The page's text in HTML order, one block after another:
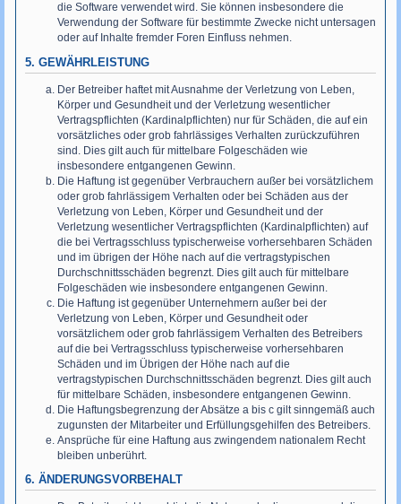
die Software verwendet wird. Sie können insbesondere die
Verwendung der Software für bestimmte Zwecke nicht untersagen
oder auf Inhalte fremder Foren Einfluss nehmen.
5. GEWÄHRLEISTUNG
Der Betreiber haftet mit Ausnahme der Verletzung von Leben,
Körper und Gesundheit und der Verletzung wesentlicher
Vertragspflichten (Kardinalpflichten) nur für Schäden, die auf ein
vorsätzliches oder grob fahrlässiges Verhalten zurückzuführen
sind. Dies gilt auch für mittelbare Folgeschäden wie
insbesondere entgangenen Gewinn.
Die Haftung ist gegenüber Verbrauchern außer bei vorsätzlichem
oder grob fahrlässigem Verhalten oder bei Schäden aus der
Verletzung von Leben, Körper und Gesundheit und der
Verletzung wesentlicher Vertragspflichten (Kardinalpflichten) auf
die bei Vertragsschluss typischerweise vorhersehbaren Schäden
und im übrigen der Höhe nach auf die vertragstypischen
Durchschnittsschäden begrenzt. Dies gilt auch für mittelbare
Folgeschäden wie insbesondere entgangenen Gewinn.
Die Haftung ist gegenüber Unternehmern außer bei der
Verletzung von Leben, Körper und Gesundheit oder
vorsätzlichem oder grob fahrlässigem Verhalten des Betreibers
auf die bei Vertragsschluss typischerweise vorhersehbaren
Schäden und im Übrigen der Höhe nach auf die
vertragstypischen Durchschnittsschäden begrenzt. Dies gilt auch
für mittelbare Schäden, insbesondere entgangenen Gewinn.
Die Haftungsbegrenzung der Absätze a bis c gilt sinngemäß auch
zugunsten der Mitarbeiter und Erfüllungsgehilfen des Betreibers.
Ansprüche für eine Haftung aus zwingendem nationalem Recht
bleiben unberührt.
6. ÄNDERUNGSVORBEHALT